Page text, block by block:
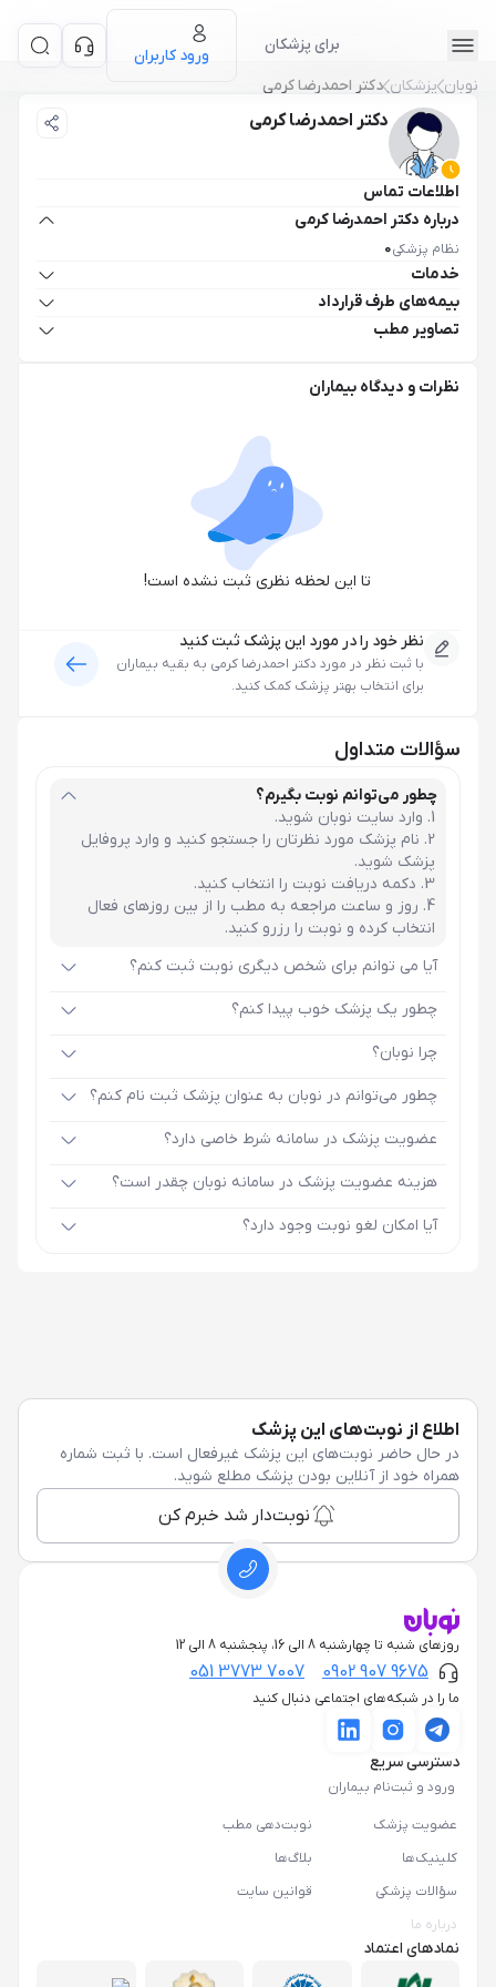
برای پزشکان
ورود کاربران
نوبان پزشکان دکتر احمدرضا کرمی
دکتر احمدرضا کرمی
اطلاعات تماس
درباره دکتر احمدرضا کرمی
نظام پزشکی0
خدمات
بیمه‌های طرف قرارداد
تصاویر مطب
نظرات و دیدگاه بیماران
تا این لحظه نظری ثبت نشده است!
نظر خود را در مورد این پزشک ثبت کنید
با ثبت نظر در مورد دکتر احمدرضا کرمی به بقیه بیماران
برای انتخاب بهتر پزشک کمک کنید.
سؤالات متداول
چطور می‌توانم نوبت بگیرم؟
وارد سایت نوبان شوید.
نام پزشک مورد نظرتان را جستجو کنید و وارد پروفایل
پزشک شوید.
دکمه دریافت نوبت را انتخاب کنید.
روز و ساعت مراجعه به مطب را از بین روزهای فعال
انتخاب کرده و نوبت را رزرو کنید.
آیا می توانم برای شخص دیگری نوبت ثبت کنم؟
چطور یک پزشک خوب پیدا کنم؟
چرا نوبان؟
چطور می‌توانم در نوبان به عنوان پزشک ثبت نام کنم؟
عضویت پزشک در سامانه شرط خاصی دارد؟
هزینه عضویت پزشک در سامانه نوبان چقدر است؟
آیا امکان لغو نوبت وجود دارد؟
اطلاع از نوبت‌های این پزشک
در حال حاضر نوبت‌های این پزشک غیرفعال است. با ثبت شماره
همراه خود از آنلاین بودن پزشک مطلع شوید.
نوبت‌دار شد خبرم کن
روزهای شنبه تا چهارشنبه 8 الی 16، پنجشنبه 8 الی 12
0902 907 9675
051 3773 7007
ما را در شبکه‌های اجتماعی دنبال کنید
دسترسی سریع
ورود و ثبت‌نام بیماران
عضویت پزشک
نوبت‌دهی مطب
کلینیک‌ها
بلاگ‌ها
سؤالات پزشکی
قوانین سایت
درباره ما
نمادهای اعتماد